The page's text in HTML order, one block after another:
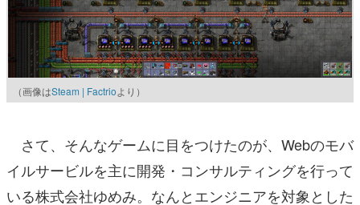
（画像はSteam | Factrioより）
さて、そんなゲームに目をつけたのが、Webのモバ
イルサービルを主に開発・コンサルティングを行って
いる株式会社ゆめみ。なんとエンジニアを対象とした